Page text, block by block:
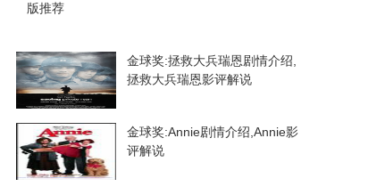
版推荐
金球奖:拯救大兵瑞恩剧情介绍,
拯救大兵瑞恩影评解说
金球奖:Annie剧情介绍,Annie影
评解说